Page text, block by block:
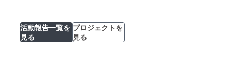
活動報告一覧を
見る
プロジェクトを
見る